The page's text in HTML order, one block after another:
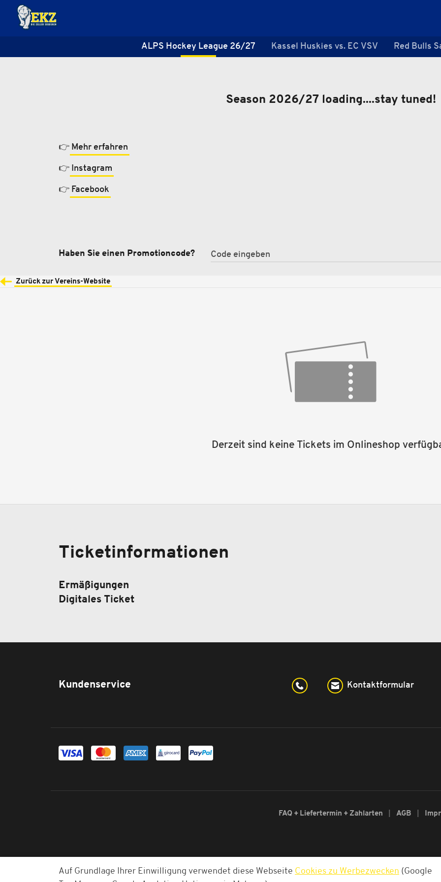
ALPS Hockey League 26/27 Kassel Huskies vs. EC VSV Red Bulls
Season 2026/27 loading....stay tuned!
👉 Mehr erfahren
👉 Instagram
👉 Facebook
Haben Sie einen Promotioncode?
Zurück zur Vereins-Website
Derzeit sind keine Tickets im Onlineshop
Ticketinformationen
Ermäßigungen
Digitales Ticket
Kundenservice Kontaktformular
FAQ + Liefertermin + Zahlarten AGB
Auf Grundlage Ihrer Einwilligung verwendet diese Webseite Cookies zu Werbezwecken (Google